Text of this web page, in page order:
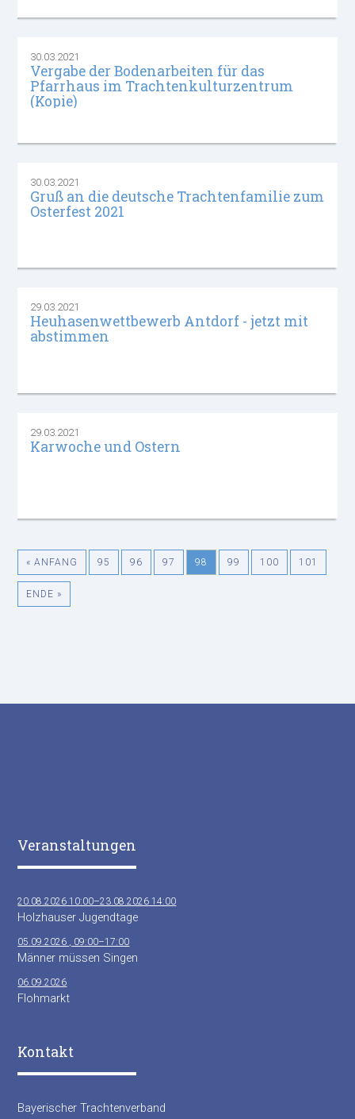
30.03.2021
Vergabe der Bodenarbeiten für das
Pfarrhaus im Trachtenkulturzentrum
(Kopie)
30.03.2021
Gruß an die deutsche Trachtenfamilie zum
Osterfest 2021
29.03.2021
Heuhasenwettbewerb Antdorf - jetzt mit
abstimmen
29.03.2021
Karwoche und Ostern
« ANFANG 95 96 97 98 99 100 101
ENDE »
Veranstaltungen
20.08.2026 10:00–23.08.2026 14:00
Holzhauser Jugendtage
05.09.2026 , 09:00–17:00
Männer müssen Singen
06.09.2026
Flohmarkt
Kontakt
Bayerischer Trachtenverband